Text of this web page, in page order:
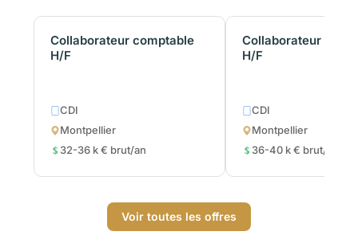
Collaborateur comptable
H/F
CDI
Montpellier
32-36 k € brut/an
Collaborateur
H/F
CDI
Montpellier
36-40 k € brut/an
Voir toutes les offres